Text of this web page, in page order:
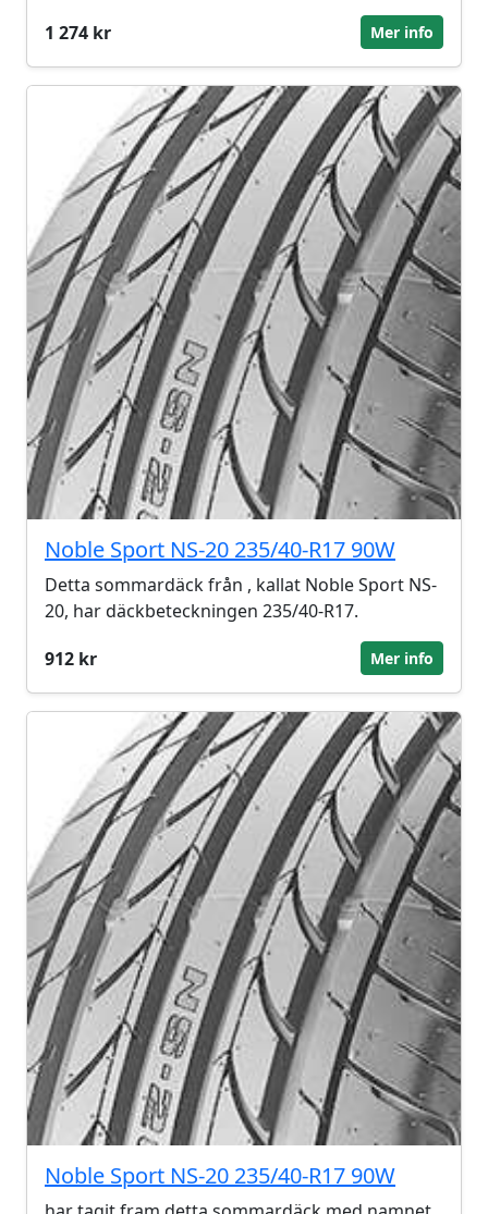
1 274 kr Mer info
Noble Sport NS-20 235/40-R17 90W
Detta sommardäck från , kallat Noble Sport NS-
20, har däckbeteckningen 235/40-R17.
912 kr
Mer info
Noble Sport NS-20 235/40-R17 90W